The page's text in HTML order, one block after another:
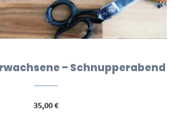
– Schnupperabend
35,00€